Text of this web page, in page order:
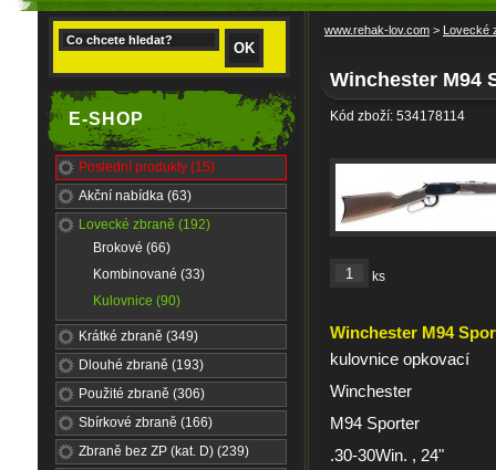
E-SHOP
Poslední produkty (15)
Akční nabídka (63)
Lovecké zbraně (192)
Brokové (66)
Kombinované (33)
Kulovnice (90)
Krátké zbraně (349)
Dlouhé zbraně (193)
Použité zbraně (306)
Sbírkové zbraně (166)
Zbraně bez ZP (kat. D) (239)
www.rehak-lov.com > Lovecké
Winchester M94
Kód zboží: 534178114
ks
Winchester M94
kulovnice opkovací
Winchester
M94 Sporter
.30-30Win. , 24"